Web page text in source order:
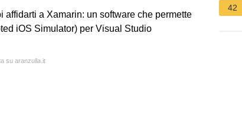
a Xamarin: un software che permette
iOS Simulator) per Visual Studio
su aranzulla.it
42